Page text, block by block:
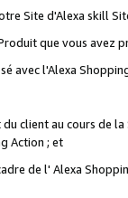
Site d'Alexa skill
que vous avez
avec l'Alexa
client au cours de
Action ; et
de l' Alexa